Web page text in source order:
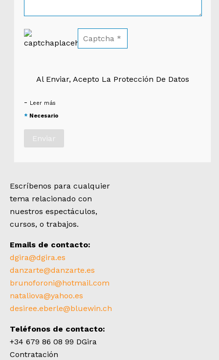
Al Enviar, Acepto La Protección De Datos
-
Leer más
* Necesario
Escríbenos para cualquier
tema relacionado con
nuestros espectáculos,
cursos, o trabajos.
Emails de contacto:
dgira@dgira.es
danzarte@danzarte.es
brunoforoni@hotmail.com
nataliova@yahoo.es
desiree.eberle@bluewin.ch
Teléfonos de contacto:
+34 679 86 08 99 DGira
Contratación